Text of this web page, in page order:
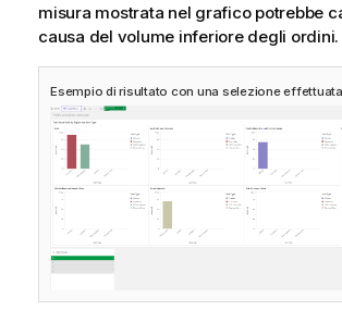
misura mostrata nel grafico potrebbe
causa del volume inferiore degli ordini.
Esempio di risultato con una selezione